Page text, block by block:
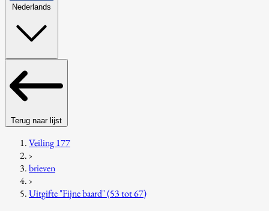
Nederlands
Terug naar lijst
Veiling 177
›
brieven
›
Uitgifte "Fijne baard" (53 tot 67)